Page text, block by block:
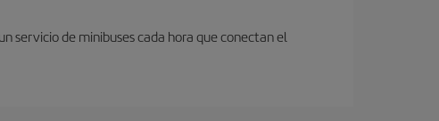
servicio de minibuses cada hora que conectan el